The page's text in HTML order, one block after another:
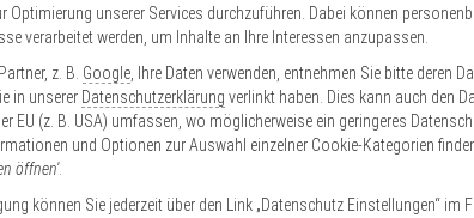
Zutritt Einbruch
IPC-HDBW5441FP-AS-E2-0280B IP-Kamera 2x 4MPx
Artikel
Optimierung unserer Services durchzuführen. Dabei können
verarbeitet werden, um Inhalte an Ihre Interessen anzupassen.
z. B. Google , Ihre Daten verwenden, entnehmen Sie bitte deren
in unserer Datenschutzerklärung verlinkt haben. Dies kann auch den
EU (z. B. USA) umfassen, wo möglicherweise ein geringeres
und Optionen zur Auswahl einzelner Cookie-Kategorien
öffnen'.
können Sie jederzeit über den Link „Datenschutz Einstellungen“ im